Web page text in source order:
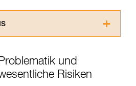
bevor Sie diesen zu Rate
Zusatzinformationen
müssen Sie zuerst die in
und
Risiken